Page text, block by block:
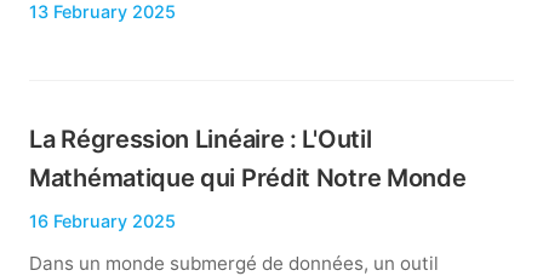
13 February 2025
La Régression Linéaire : L'Outil
Mathématique qui Prédit Notre Monde
16 February 2025
Dans un monde submergé de données, un outil